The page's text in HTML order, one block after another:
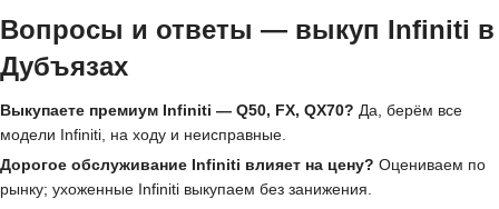
Вопросы и ответы — выкуп Infiniti в
Дубъязах
Выкупаете премиум Infiniti — Q50, FX, QX70? Да, берём все
модели Infiniti, на ходу и неисправные.
Дорогое обслуживание Infiniti влияет на цену? Оцениваем по
рынку; ухоженные Infiniti выкупаем без занижения.